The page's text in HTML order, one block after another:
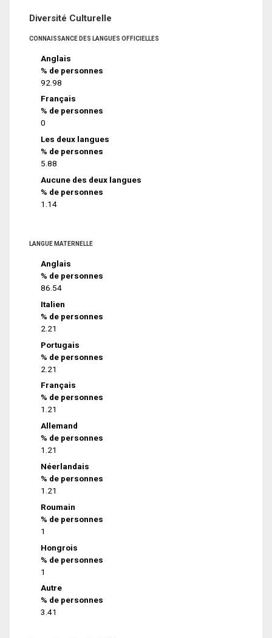
Diversité Culturelle
CONNAISSANCE DES LANGUES OFFICIELLES
Anglais
% de personnes
92.98
Français
% de personnes
0
Les deux langues
% de personnes
5.88
Aucune des deux langues
% de personnes
1.14
LANGUE MATERNELLE
Anglais
% de personnes
86.54
Italien
% de personnes
2.21
Portugais
% de personnes
2.21
Français
% de personnes
1.21
Allemand
% de personnes
1.21
Néerlandais
% de personnes
1.21
Roumain
% de personnes
1
Hongrois
% de personnes
1
Autre
% de personnes
3.41